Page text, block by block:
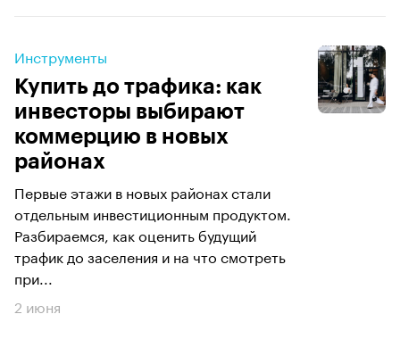
Инструменты
Купить до трафика: как
инвесторы выбирают
коммерцию в новых
районах
Первые этажи в новых районах стали
отдельным инвестиционным продуктом.
Разбираемся, как оценить будущий
трафик до заселения и на что смотреть
при...
2 июня